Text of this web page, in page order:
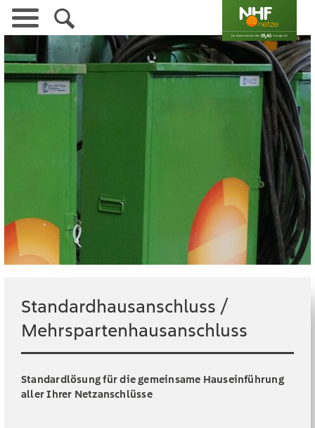
Navigation
überspringen
Standardhausanschluss /
Mehrspartenhausanschluss
Standardlösung für die gemeinsame Hauseinführung
aller Ihrer Netzanschlüsse